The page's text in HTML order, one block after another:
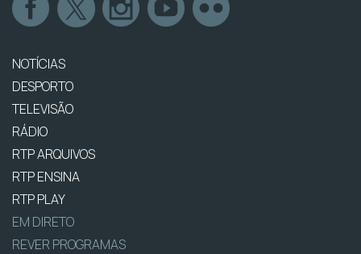
NOTÍCIAS
DESPORTO
TELEVISÃO
RÁDIO
RTP ARQUIVOS
RTP ENSINA
RTP PLAY
EM DIRETO
REVER PROGRAMAS